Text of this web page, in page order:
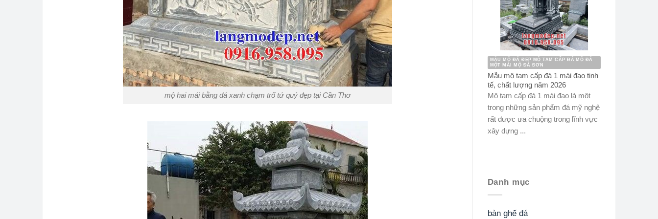
mộ hai mái bằng đá xanh chạm trổ tứ quý đẹp tại Cần Thơ
MẪU MỘ ĐÁ ĐẸP MỘ TAM CẤP ĐÁ MỘ ĐÁ
MỘT MÁI MỘ ĐÁ ĐƠN
Mẫu mộ tam cấp đá 1 mái đao tinh
tế, chất lượng năm 2026
Mộ tam cấp đá 1 mái đao là một
trong những sản phẩm đá mỹ nghệ
rất được ưa chuộng trong lĩnh vực
xây dựng ...
Danh mục
bàn ghế đá